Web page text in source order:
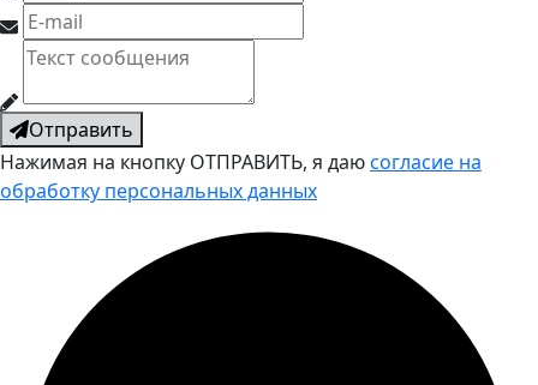
Отправить
Нажимая на кнопку ОТПРАВИТЬ, я даюсогласие на
обработку персональных данных